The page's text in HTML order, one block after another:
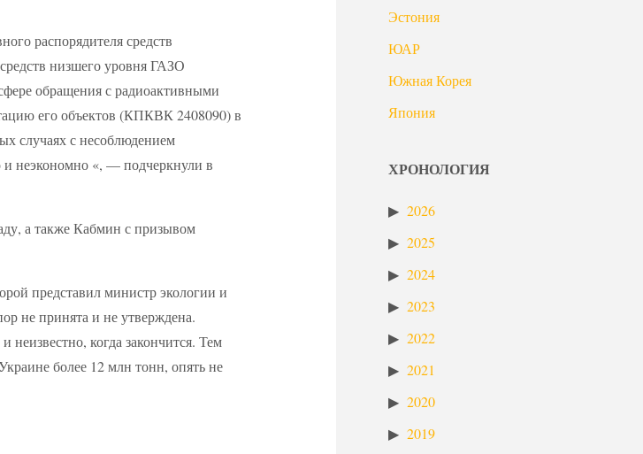
распорядителя средств
низшего уровня ГАЗО
обращения с радиоактивными
его объектов (КПКВК 2408090) в
случаях с несоблюдением
и неэкономно «, — подчеркнули в
а также Кабмин с призывом
представил министр экологии и
не принята и не утверждена.
когда закончится. Тем
более 12 млн тонн, опять не
Эстония
ЮАР
Южная Корея
Япония
ХРОНОЛОГИЯ
2026
2025
2024
2023
2022
2021
2020
2019